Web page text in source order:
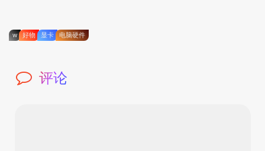
w 好物 显卡 电脑硬件
评论